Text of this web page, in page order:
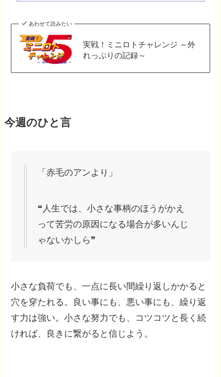
あわせて読みたい
実戦！ミニロトチャレンジ ～外
れっぷりの記録～
今週のひと言
「赤毛のアンより」
❝人生では、小さな事柄のほうがかえ
って苦労の原因になる場合が多いんじ
ゃないかしら❞
小さな負荷でも、一点に長い間繰り返しかかると
穴を穿たれる。良い事にも、悪い事にも、繰り返
す力は強い。小さな努力でも、コツコツと長く続
ければ、良きに繋がると信じよう。